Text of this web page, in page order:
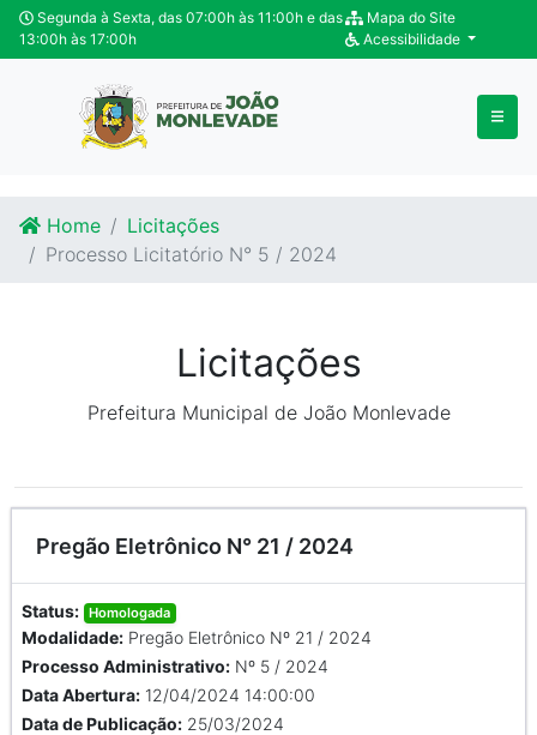
Ir para o conteúdo
Ir para o fim do conteúdo
Segunda à Sexta, das 07:00h às 11:00h e das
13:00h às 17:00h
Mapa do Site
Acessibilidade
Home
Licitações
Processo Licitatório N° 5 / 2024
Licitações
Prefeitura Municipal de João Monlevade
Pregão Eletrônico N° 21 / 2024
Status: Homologada
Modalidade: Pregão Eletrônico Nº 21 / 2024
Processo Administrativo: Nº 5 / 2024
Data Abertura: 12/04/2024 14:00:00
Data de Publicação: 25/03/2024